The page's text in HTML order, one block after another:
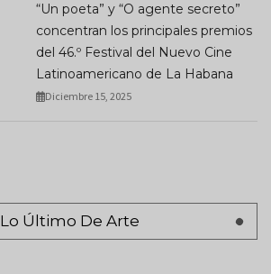
“Un poeta” y “O agente secreto”
concentran los principales premios
del 46.º Festival del Nuevo Cine
Latinoamericano de La Habana
Diciembre 15, 2025
Lo Último De Arte